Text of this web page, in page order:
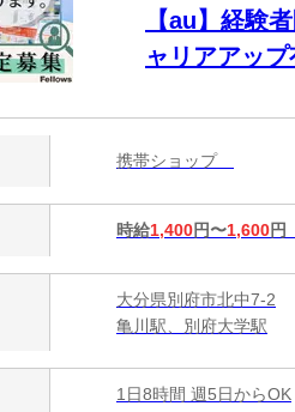
【au】経験
ャリアアッ
携帯ショップ
時給1,400円〜1,600円
大分県別府市北中7-2
亀川駅、別府大学駅
1日8時間 週5日からOK